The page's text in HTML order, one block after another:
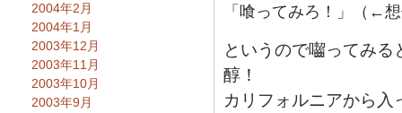
「喰ってみろ！」（←
というので囓ってみ
醇！
カリフォルニアから入
2004年2月
2004年1月
2003年12月
2003年11月
2003年10月
2003年9月